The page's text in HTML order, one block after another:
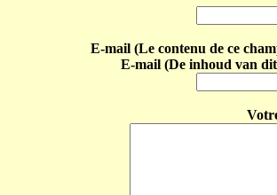
E-mail (Le contenu de ce
E-mail (De inhoud van